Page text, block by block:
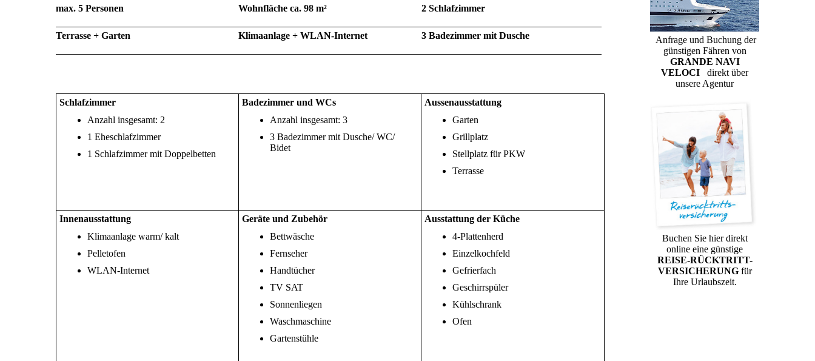
max. 5 Personen Wohnfläche ca. 98 m² 2 Schlafzimmer
Terrasse + Garten Klimaanlage + WLAN-Internet 3 Badezimmer mit Dusche
Schlafzimmer
Anzahl insgesamt: 2
1 Eheschlafzimmer
1 Schlafzimmer mit Doppelbetten
Badezimmer und WCs
Anzahl insgesamt: 3
3 Badezimmer mit Dusche/ WC/
Bidet
Aussenausstattung
Garten
Grillplatz
Stellplatz für PKW
Terrasse
Innenausstattung
Klimaanlage warm/ kalt
Pelletofen
WLAN-Internet
Geräte und Zubehör
Bettwäsche
Fernseher
Handtücher
TV SAT
Sonnenliegen
Waschmaschine
Gartenstühle
Ausstattung der Küche
4-Plattenherd
Einzelkochfeld
Gefrierfach
Geschirrspüler
Kühlschrank
Ofen
Anfrage und Buchung der
günstigen Fähren von
GRANDE NAVI
VELOCI direkt über
unsere Agentur
Buchen Sie hier direkt
online eine günstige
REISE-RÜCKTRITT-
VERSICHERUNGfür
Ihre Urlaubszeit.